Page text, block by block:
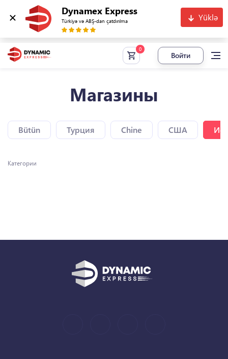
Dynamex Express
Türkiyə və ABŞ-dan çatdırılma Yüklə
Войти
Магазины
Bütün Турция Chine США
Категории